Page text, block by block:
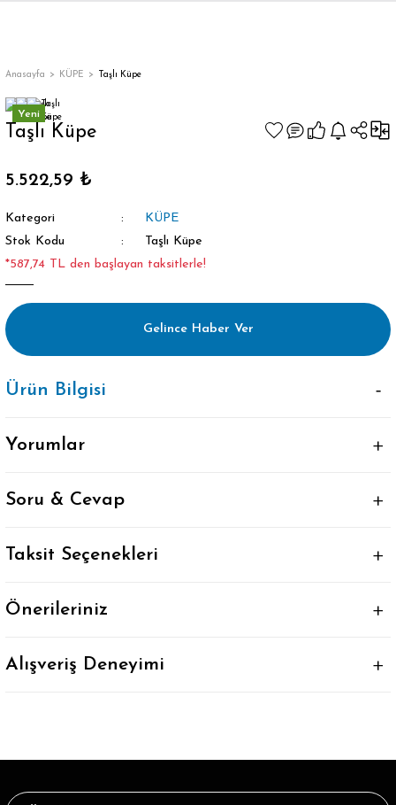
Anasayfa KÜPE Taşlı Küpe
Yeni
Taşlı Küpe
5.522,59 ₺
Kategori
KÜPE
Stok Kodu
Taşlı Küpe
*587,74 TL den başlayan taksitlerle!
Gelince Haber Ver
Ürün Bilgisi
Yorumlar
Soru & Cevap
Taksit Seçenekleri
Önerileriniz
Alışveriş Deneyimi